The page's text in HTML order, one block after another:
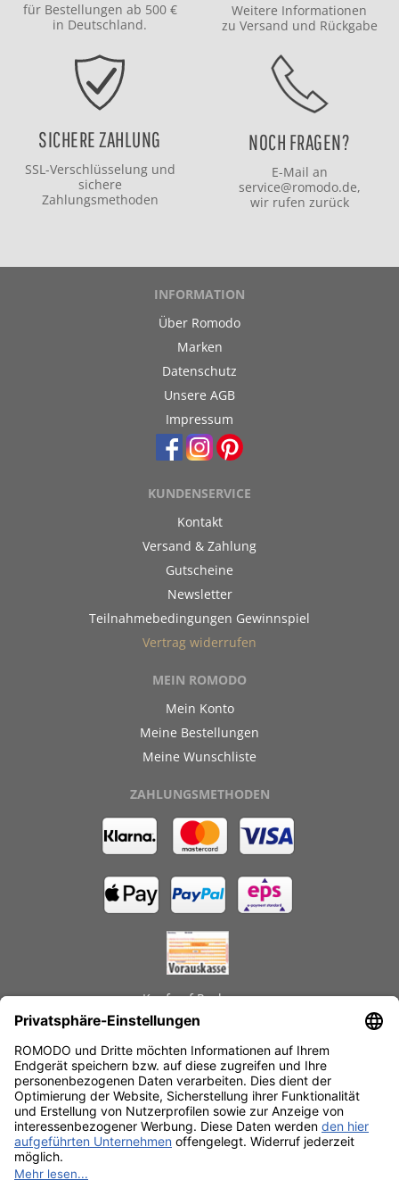
für Bestellungen ab 500 €
in Deutschland.
Weitere Informationen
zu Versand und Rückgabe
SICHERE ZAHLUNG
SSL-Verschlüsselung und
sichere
Zahlungsmethoden
NOCH FRAGEN?
E-Mail an
service@romodo.de,
wir rufen zurück
INFORMATION
Über Romodo
Marken
Datenschutz
Unsere AGB
Impressum
KUNDENSERVICE
Kontakt
Versand & Zahlung
Gutscheine
Newsletter
Teilnahmebedingungen Gewinnspiel
Vertrag widerrufen
MEIN ROMODO
Mein Konto
Meine Bestellungen
Meine Wunschliste
ZAHLUNGSMETHODEN
Kauf auf Rechnung
Schnelle Lieferzeiten
Käuferschutz
Datenschutz
SSL-Verschlüsselung